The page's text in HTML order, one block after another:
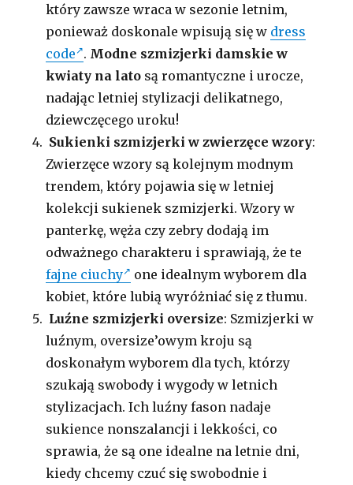
który zawsze wraca w sezonie letnim,
ponieważ doskonale wpisują się w dress
code . Modne szmizjerki damskie w
kwiaty na lato są romantyczne i urocze,
nadając letniej stylizacji delikatnego,
dziewczęcego uroku!
Sukienki szmizjerki w zwierzęce wzory:
Zwierzęce wzory są kolejnym modnym
trendem, który pojawia się w letniej
kolekcji sukienek szmizjerki. Wzory w
panterkę, węża czy zebry dodają im
odważnego charakteru i sprawiają, że te
fajne ciuchy
one idealnym wyborem dla
kobiet, które lubią wyróżniać się z tłumu.
Luźne szmizjerki oversize: Szmizjerki w
luźnym, oversize’owym kroju są
doskonałym wyborem dla tych, którzy
szukają swobody i wygody w letnich
stylizacjach. Ich luźny fason nadaje
sukience nonszalancji i lekkości, co
sprawia, że są one idealne na letnie dni,
kiedy chcemy czuć się swobodnie i